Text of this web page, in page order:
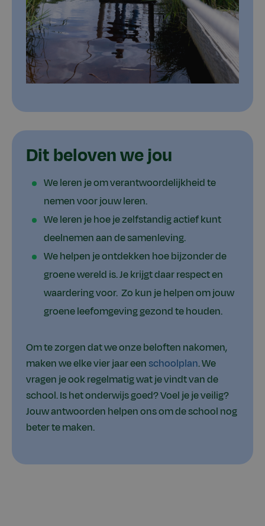
Dit beloven we jou
We leren je om verantwoordelijkheid te
nemen voor jouw leren.
We leren je hoe je zelfstandig actief kunt
deelnemen aan de samenleving.
We helpen je ontdekken hoe bijzonder de
groene wereld is. Je krijgt daar respect en
waardering voor. Zo kun je helpen om jouw
groene leefomgeving gezond te houden.
Om te zorgen dat we onze beloften nakomen,
maken we elke vier jaar eenschoolplan. We
vragen je ook regelmatig wat je vindt van de
school. Is het onderwijs goed? Voel je je veilig?
Jouw antwoorden helpen ons om de school nog
beter te maken.